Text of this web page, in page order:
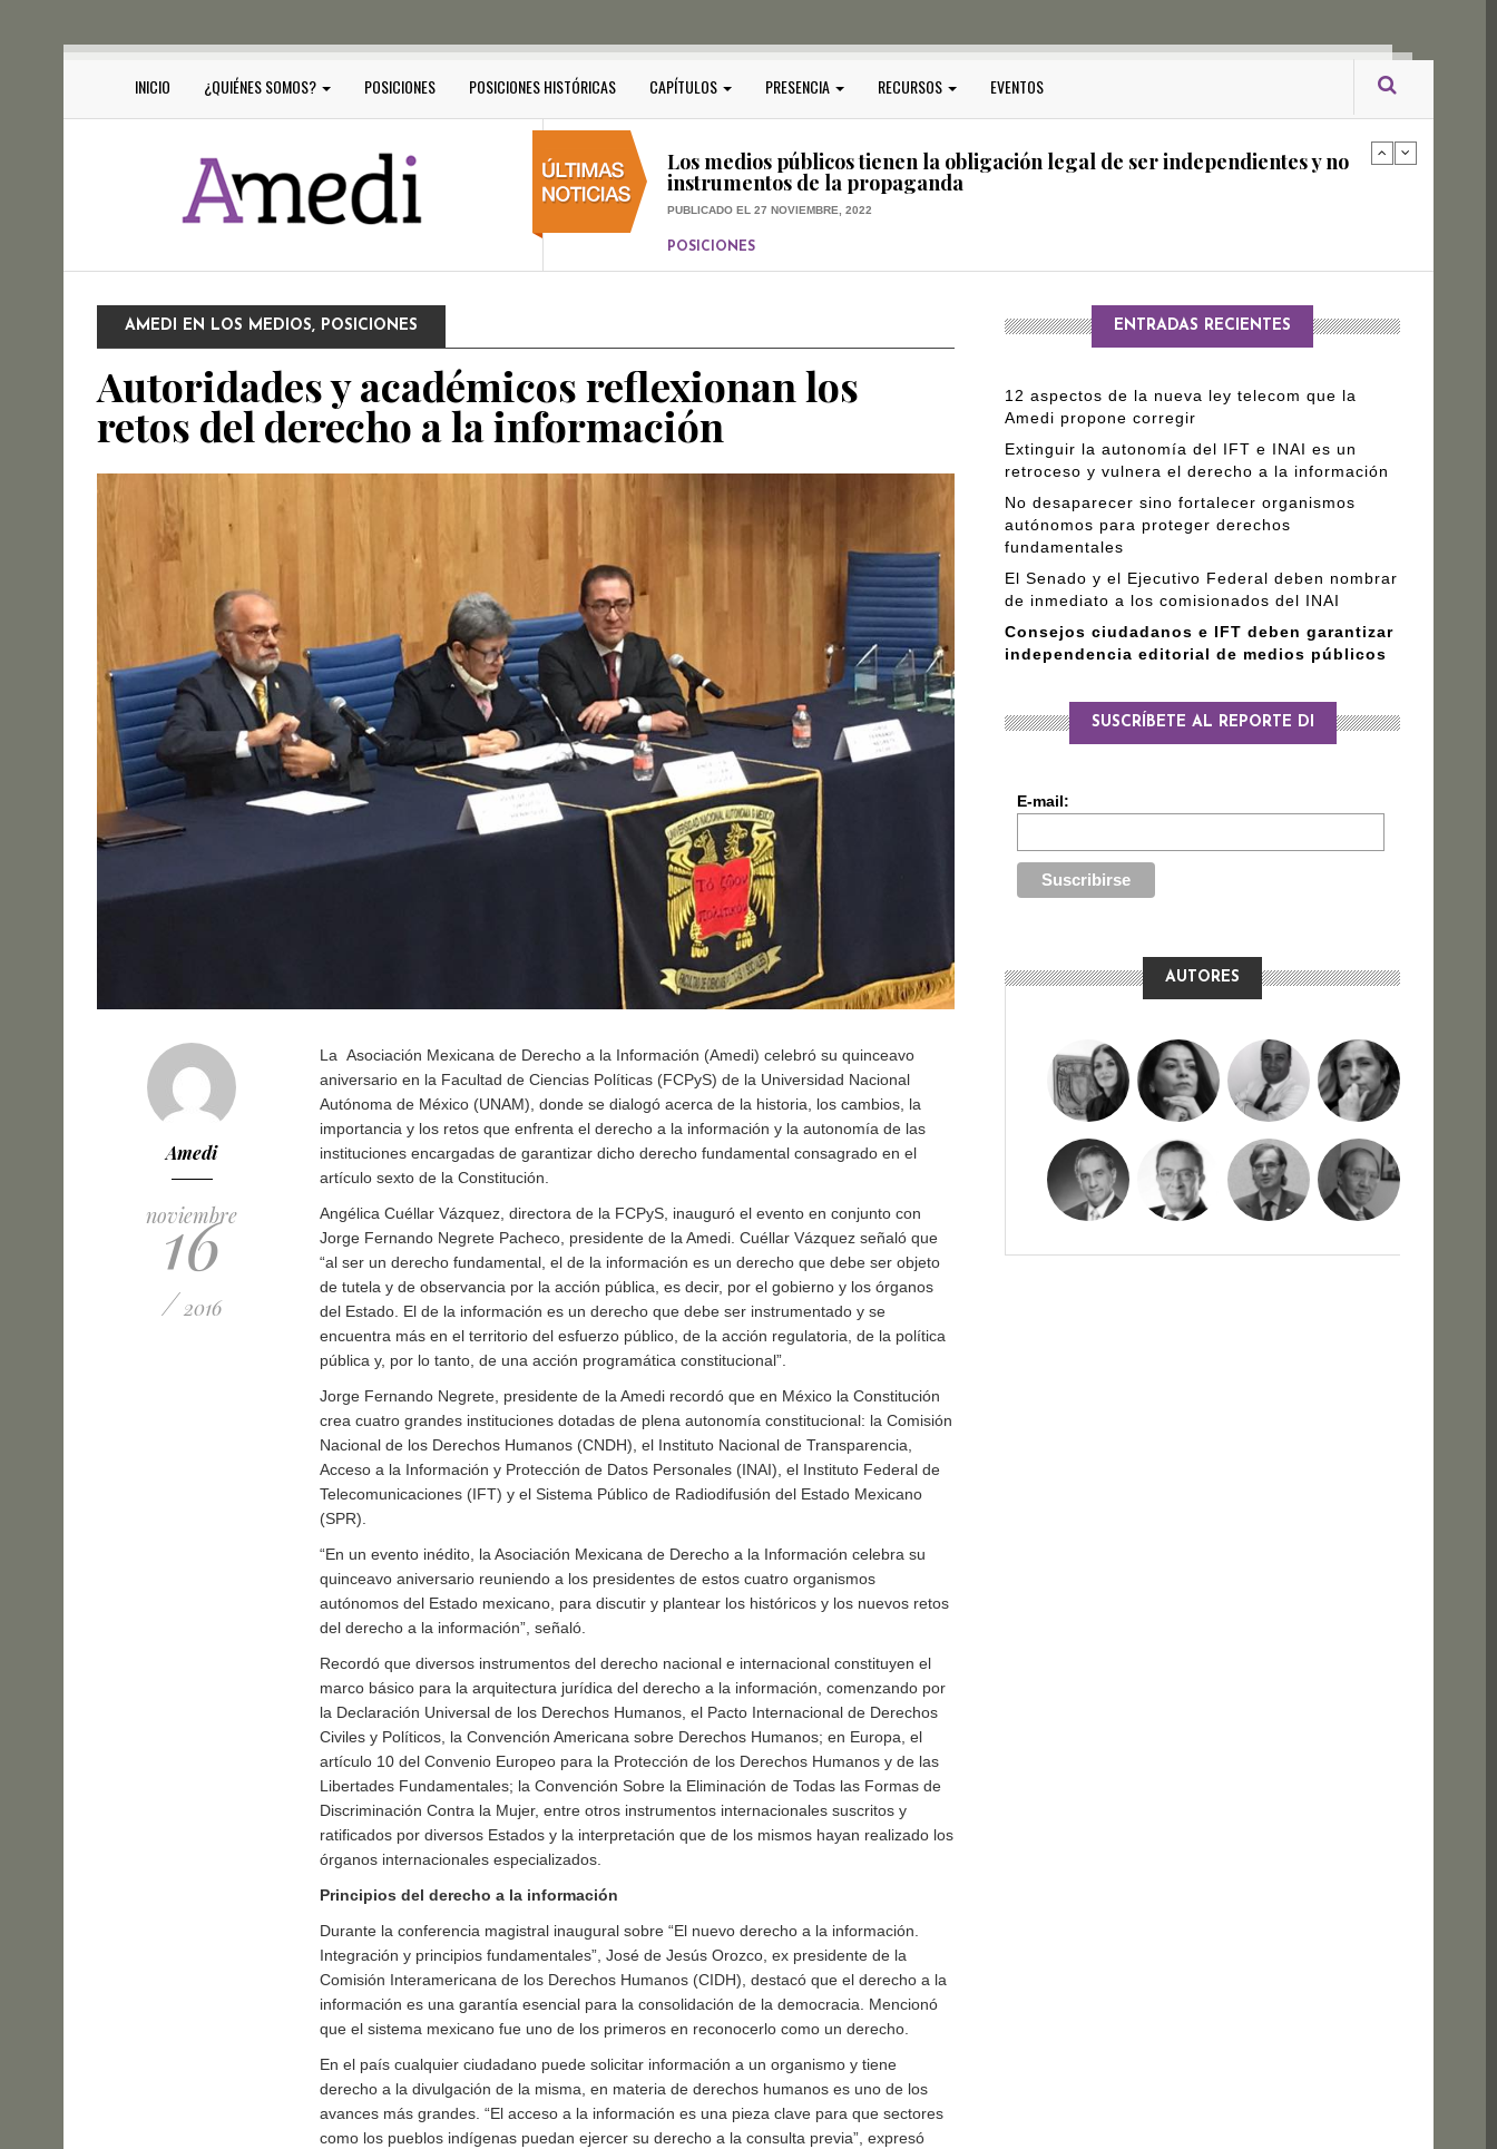
INICIO ¿QUIÉNES SOMOS? POSICIONES POSICIONES HISTÓRICAS CAPÍTULOS PRESENCIA RECURSOS EVENTOS
PUBLICADO EL 17 DICIEMBRE, 2022
Los medios públicos tienen la obligación legal de ser independientes y no
instrumentos de la propaganda
PUBLICADO EL 27 NOVIEMBRE, 2022
POSICIONES
Consejos ciudadanos e IFT deben garantizar independencia editorial de
AMEDI EN LOS MEDIOS, POSICIONES
Autoridades y académicos reflexionan los
retos del derecho a la información
Amedi
noviembre
16
/ 2016
La Asociación Mexicana de Derecho a la Información (Amedi) celebró su quinceavo
aniversario en la Facultad de Ciencias Políticas (FCPyS) de la Universidad Nacional
Autónoma de México (UNAM), donde se dialogó acerca de la historia, los cambios, la
importancia y los retos que enfrenta el derecho a la información y la autonomía de las
instituciones encargadas de garantizar dicho derecho fundamental consagrado en el
artículo sexto de la Constitución.
Angélica Cuéllar Vázquez, directora de la FCPyS, inauguró el evento en conjunto con
Jorge Fernando Negrete Pacheco, presidente de la Amedi. Cuéllar Vázquez señaló que
“al ser un derecho fundamental, el de la información es un derecho que debe ser objeto
de tutela y de observancia por la acción pública, es decir, por el gobierno y los órganos
del Estado. El de la información es un derecho que debe ser instrumentado y se
encuentra más en el territorio del esfuerzo público, de la acción regulatoria, de la política
pública y, por lo tanto, de una acción programática constitucional”.
Jorge Fernando Negrete, presidente de la Amedi recordó que en México la Constitución
crea cuatro grandes instituciones dotadas de plena autonomía constitucional: la Comisión
Nacional de los Derechos Humanos (CNDH), el Instituto Nacional de Transparencia,
Acceso a la Información y Protección de Datos Personales (INAI), el Instituto Federal de
Telecomunicaciones (IFT) y el Sistema Público de Radiodifusión del Estado Mexicano
(SPR).
“En un evento inédito, la Asociación Mexicana de Derecho a la Información celebra su
quinceavo aniversario reuniendo a los presidentes de estos cuatro organismos
autónomos del Estado mexicano, para discutir y plantear los históricos y los nuevos retos
del derecho a la información”, señaló.
Recordó que diversos instrumentos del derecho nacional e internacional constituyen el
marco básico para la arquitectura jurídica del derecho a la información, comenzando por
la Declaración Universal de los Derechos Humanos, el Pacto Internacional de Derechos
Civiles y Políticos, la Convención Americana sobre Derechos Humanos; en Europa, el
artículo 10 del Convenio Europeo para la Protección de los Derechos Humanos y de las
Libertades Fundamentales; la Convención Sobre la Eliminación de Todas las Formas de
Discriminación Contra la Mujer, entre otros instrumentos internacionales suscritos y
ratificados por diversos Estados y la interpretación que de los mismos hayan realizado los
órganos internacionales especializados.
Principios del derecho a la información
Durante la conferencia magistral inaugural sobre “El nuevo derecho a la información.
Integración y principios fundamentales”, José de Jesús Orozco, ex presidente de la
Comisión Interamericana de los Derechos Humanos (CIDH), destacó que el derecho a la
información es una garantía esencial para la consolidación de la democracia. Mencionó
que el sistema mexicano fue uno de los primeros en reconocerlo como un derecho.
En el país cualquier ciudadano puede solicitar información a un organismo y tiene
derecho a la divulgación de la misma, en materia de derechos humanos es uno de los
avances más grandes. “El acceso a la información es una pieza clave para que sectores
como los pueblos indígenas puedan ejercer su derecho a la consulta previa”, expresó
ENTRADAS RECIENTES
12 aspectos de la nueva ley telecom que la
Amedi propone corregir
Extinguir la autonomía del IFT e INAI es un
retroceso y vulnera el derecho a la información
No desaparecer sino fortalecer organismos
autónomos para proteger derechos
fundamentales
El Senado y el Ejecutivo Federal deben nombrar
de inmediato a los comisionados del INAI
Consejos ciudadanos e IFT deben garantizar
independencia editorial de medios públicos
SUSCRÍBETE AL REPORTE DI
E-mail:
AUTORES